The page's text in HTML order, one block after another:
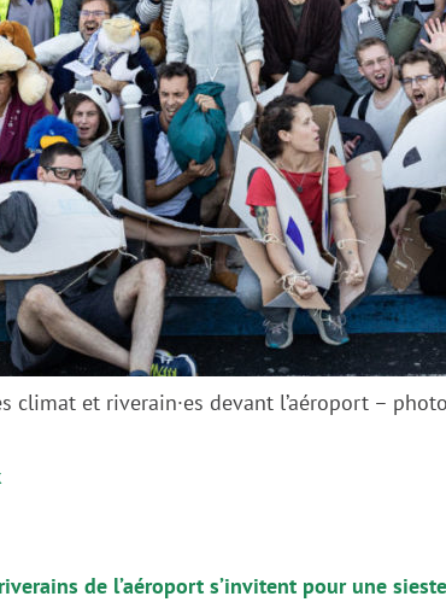
climat et riverain·es devant l’aéroport – photo
de l’aéroport s’invitent pour une